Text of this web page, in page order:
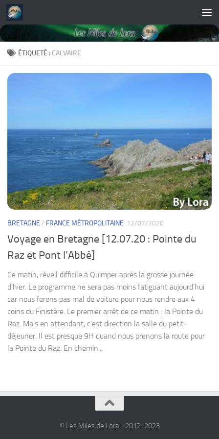
Skip to content
ÉTIQUETÉ : CALVAIRE
BRETAGNE / FRANCE MÉTROPOLITAINE 12/07/2020
Voyage en Bretagne [12.07.20 : Pointe du
Raz et Pont l’Abbé]
Ce matin, réveil difficile à Quimper après la grosse journée
d’hier. Le programme ne sera pas moins fatiguant aujourd’hui
car nous ferons pas mal de voiture pour nous rendre aux 4
coins du Finistère. Le premier arrêt de ce matin : la Pointe du
Raz. Mais en attendant, c’est direction la salle du petit-
déjeuner. Il est presque 9H quand nous prenons la route pour
la Pointe du Raz. En chemin...
© Les Miles de Lora - 2012-2023